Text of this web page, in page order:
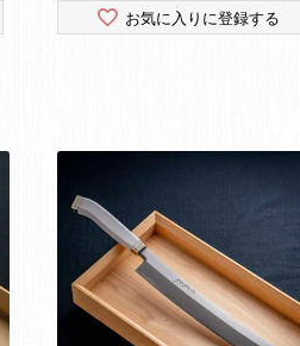
お気に入りに登録する